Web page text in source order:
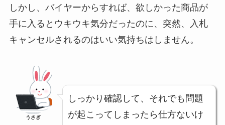
しかし、バイヤーからすれば、欲しかった商品が
手に入るとウキウキ気分だったのに、突然、入札
キャンセルされるのはいい気持ちはしません。
うさぎ
しっかり確認して、それでも問題
が起こってしまったら仕方ないけ